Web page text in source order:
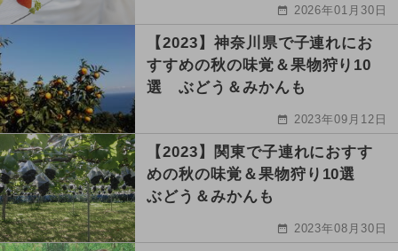
2026年01月30日
【2023】神奈川県で子連れにお
すすめの秋の味覚＆果物狩り10
選 ぶどう＆みかんも
2023年09月12日
【2023】関東で子連れにおすす
めの秋の味覚＆果物狩り10選
ぶどう＆みかんも
2023年08月30日